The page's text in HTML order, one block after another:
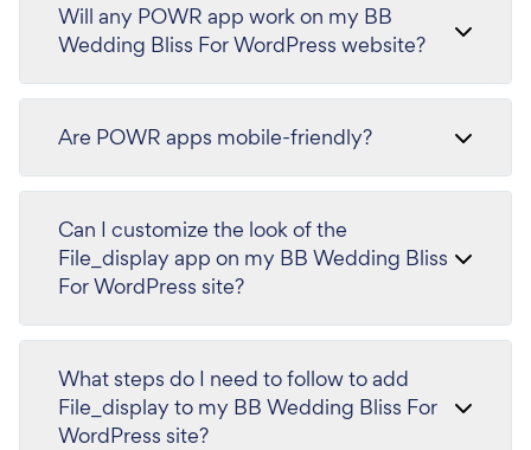
Will any POWR app work on my BB
Wedding Bliss For WordPress website?
Are POWR apps mobile-friendly?
Can I customize the look of the
File_display app on my BB Wedding Bliss
For WordPress site?
What steps do I need to follow to add
File_display to my BB Wedding Bliss For
WordPress site?